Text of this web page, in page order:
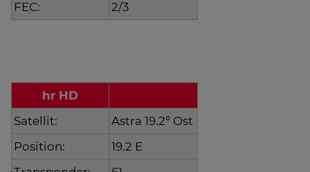
FEC:
2/3
hr HD
Satellit:
Astra 19.2° Ost
Position:
19.2 E